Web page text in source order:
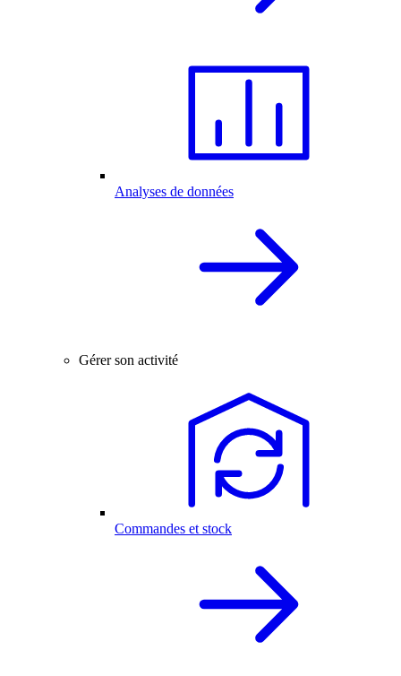
Analyses de données
Gérer son activité
Commandes et stock